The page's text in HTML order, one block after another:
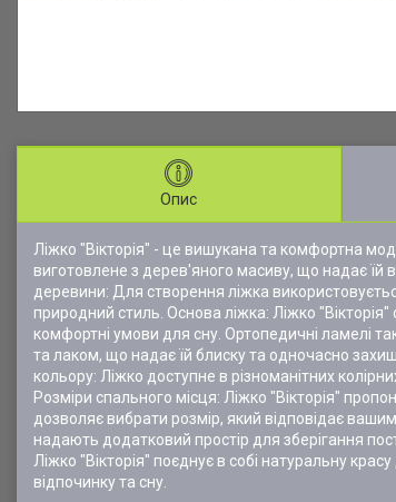
Опис
Ліжко "Вікторія" - це вишукана та комфортна
виготовлене з дерев'яного масиву, що надає їй
деревини: Для створення ліжка
природний стиль. Основа ліжка: Ліжко
комфортні умови для сну. Ортопедичні ламелі
та лаком, що надає їй блиску та одночасно
кольору: Ліжко доступне в різноманітних
Розміри спального місця: Ліжко "Вікторія"
дозволяє вибрати розмір, який відповідає
надають додатковий простір для зберігання
Ліжко "Вікторія" поєднує в собі натуральну
відпочинку та сну.